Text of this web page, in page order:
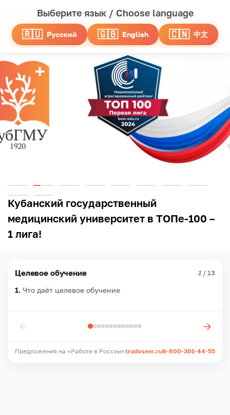
Меню
К
у
б
Г
М
У
Кубанский государственный
медицинский университет в ТОПе-100 –
1 лига!
Целевое обучение 1 / 13
1. Что даёт целевое обучение
← →
Предложения на «Работе в России»trudvsem.ru8-800-301-44-55
Выберите язык / Choose language
🇷🇺 Русский 🇬🇧 English 🇨🇳 中文